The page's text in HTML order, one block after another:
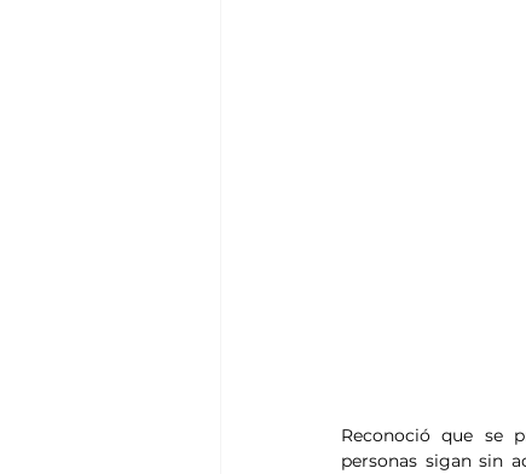
Reconoció que se
personas sigan sin